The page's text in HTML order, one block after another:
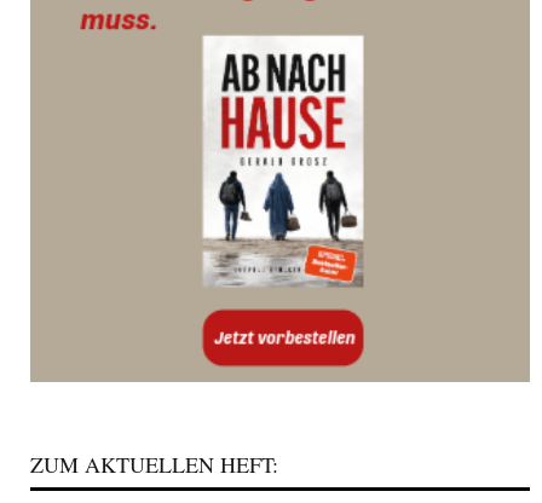
ZUM AKTUELLEN HEFT: